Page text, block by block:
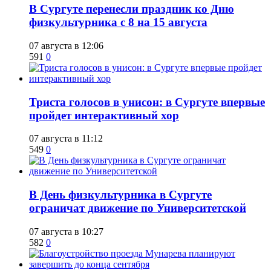
​В Сургуте перенесли праздник ко Дню
физкультурника с 8 на 15 августа
07 августа в 12:06
591 0
​Триста голосов в унисон: в Сургуте впервые
пройдет интерактивный хор
07 августа в 11:12
549 0
​В День физкультурника в Сургуте
ограничат движение по Университетской
07 августа в 10:27
582 0